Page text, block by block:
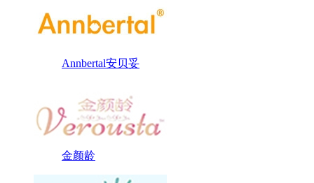
Annbertal安贝妥
金颜龄